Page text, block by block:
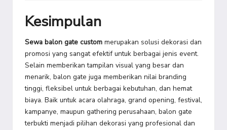
Kesimpulan
Sewa balon gate custom merupakan solusi dekorasi dan
promosi yang sangat efektif untuk berbagai jenis event.
Selain memberikan tampilan visual yang besar dan
menarik, balon gate juga memberikan nilai branding
tinggi, fleksibel untuk berbagai kebutuhan, dan hemat
biaya. Baik untuk acara olahraga, grand opening, festival,
kampanye, maupun gathering perusahaan, balon gate
terbukti menjadi pilihan dekorasi yang profesional dan